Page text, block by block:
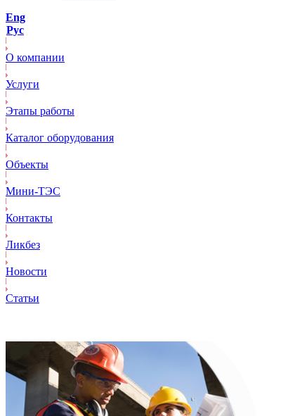
Eng
Рус
О компании
Услуги
Этапы работы
Каталог оборудования
Объекты
Mини-ТЭС
Контакты
Ликбез
Новости
Статьи